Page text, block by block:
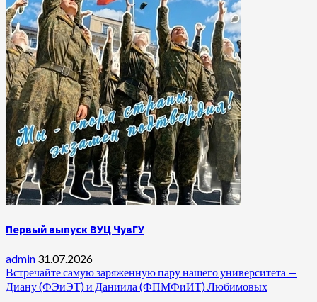
Первый выпуск ВУЦ ЧувГУ
admin 31.07.2026
Встречайте самую заряженную пару нашего университета —
Диану (ФЭиЭТ) и Даниила (ФПМФиИТ) Любимовых